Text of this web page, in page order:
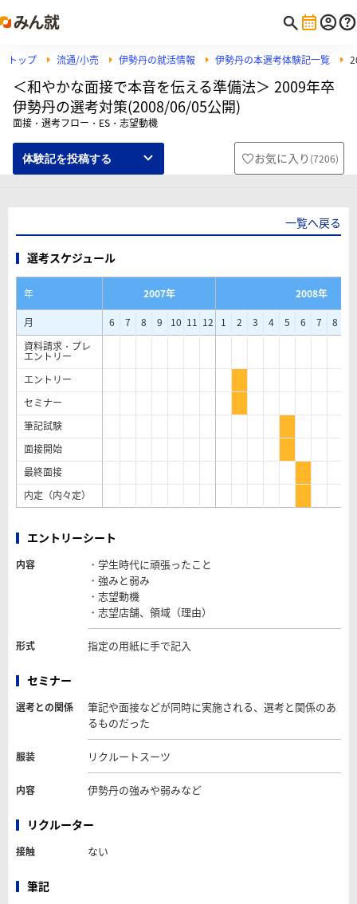
トップ 流通/小売 伊勢丹の就活情報 伊勢丹の本選考体験記一覧
＜和やかな面接で本音を伝える準備法＞ 2009年卒
伊勢丹の選考対策(2008/06/05公開)
面接・選考フロー・ES・志望動機
体験記を投稿する お気に入り (7206)
一覧へ戻る
選考スケジュール
年 2007年
2008年
月
6 7 8 9 10 11 12 1 2 3 4 5 6 7 8
資料請求・プレ
エントリー
エントリー
セミナー
筆記試験
面接開始
最終面接
内定（内々定）
エントリーシート
内容
・学生時代に頑張ったこと
・強みと弱み
・志望動機
・志望店舗、領域（理由）
形式 指定の用紙に手で記入
セミナー
選考との関係
筆記や面接などが同時に実施される、選考と関係のあ
るものだった
服装 リクルートスーツ
内容 伊勢丹の強みや弱みなど
リクルーター
接触 ない
筆記